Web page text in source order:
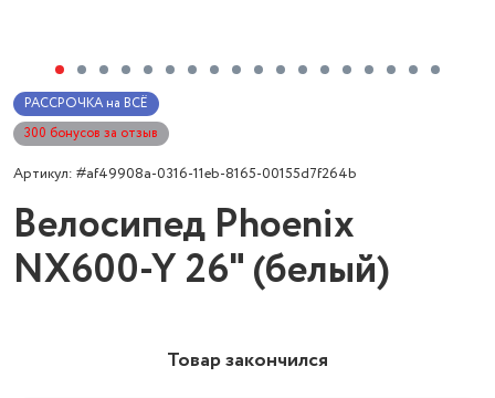
РАССРОЧКА на ВСЁ
300 бонусов за отзыв
Артикул: #af49908a-0316-11eb-8165-00155d7f264b
Велосипед Phoenix
NX600-Y 26" (белый)
Товар закончился